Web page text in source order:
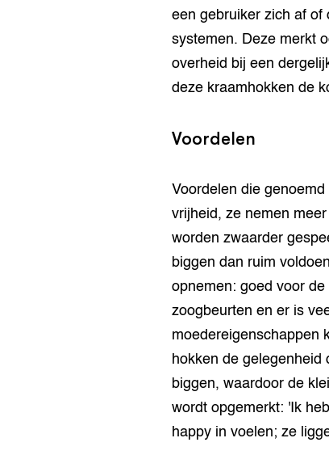
een gebruiker zich af of
systemen. Deze merkt
overheid bij een
deze kraamhokken de
Voordelen
Voordelen die
vrijheid, ze nemen
worden zwaarder
biggen dan ruim
opnemen: goed voor
zoogbeurten en er is
moedereigenschappen
hokken de gelegenheid
biggen, waardoor de
wordt opgemerkt: 'Ik
happy in voelen; ze